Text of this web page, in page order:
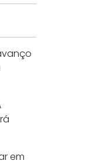
em